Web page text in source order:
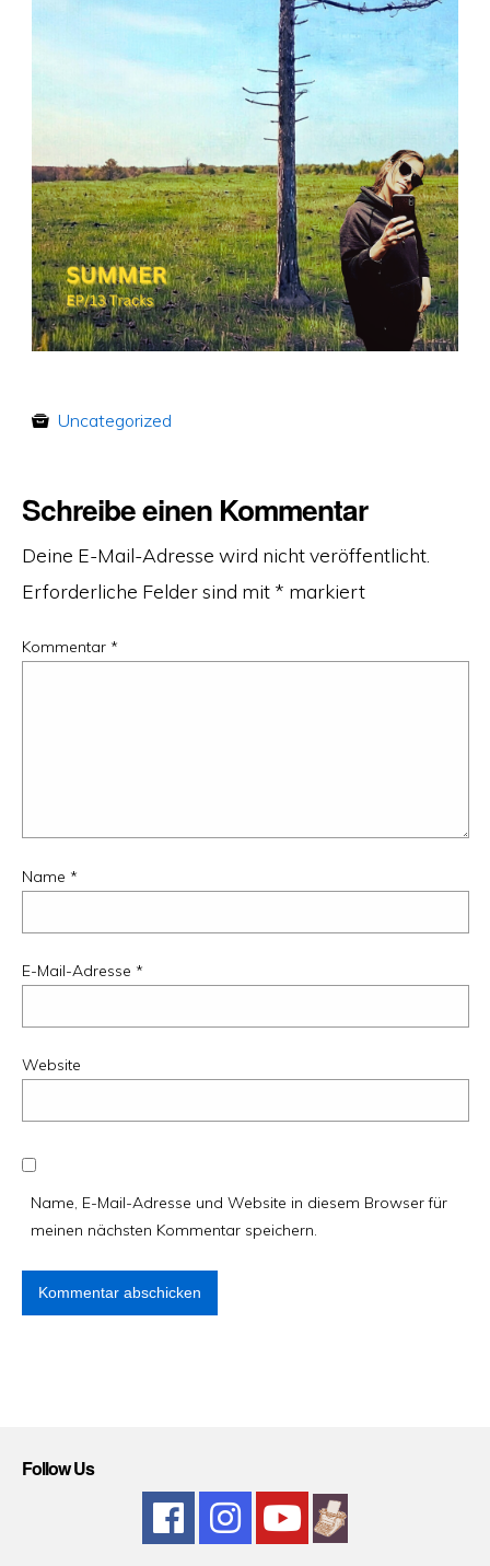
Uncategorized
Schreibe einen Kommentar
Deine E-Mail-Adresse wird nicht veröffentlicht.
Erforderliche Felder sind mit * markiert
Kommentar *
Name *
E-Mail-Adresse *
Website
Name, E-Mail-Adresse und Website in diesem Browser für
meinen nächsten Kommentar speichern.
Follow Us